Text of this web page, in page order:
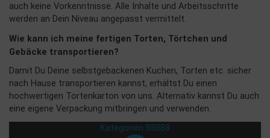
auch keine Vorkenntnisse. Alle Inhalte und Arbeitsschritte
werden an Dein Niveau angepasst vermittelt.
Wie kann ich meine fertigen Torten, Törtchen und
Gebäcke transportieren?
Damit Du Deine selbstgebackenen Kuchen, Torten etc. sicher
nach Hause transportieren kannst, erhältst Du einen
hochwertigen Tortenkarton von uns. Alternativ kannst Du auch
eine eigene Verpackung mitbringen und verwenden.
Kategorien 88888